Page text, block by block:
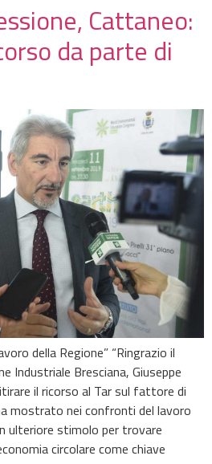
Cattaneo:
da parte di
della Regione” “Ringrazio il
Industriale Bresciana, Giuseppe
il ricorso al Tar sul fattore di
mostrato nei confronti del lavoro
ulteriore stimolo per trovare
circolare come chiave